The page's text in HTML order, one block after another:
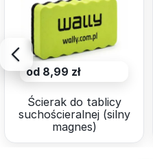
od 8,99 zł
Ścierak do tablicy
suchościeralnej (silny
magnes)